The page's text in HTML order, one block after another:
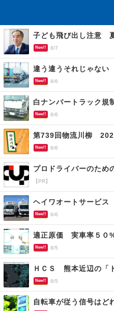
子ども飛び出し注意
New!! 8/7
New!! 8/6
New!! 8/6
第739回物流川柳
New!! 8/6
プロドライバーのため
【PR】
New!! 8/6
New!! 8/5
ＨＣＳ 熊本近辺の「
New!! 8/5